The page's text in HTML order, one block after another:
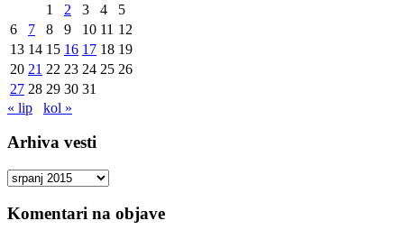
1
2 3 4
5
6
7 8 9 10 11 12
13 14 15 16 17 18 19
20 21 22 23 24 25 26
27 28 29 30 31
« lip
kol »
Arhiva vesti
Arhiva
Komentari na objave